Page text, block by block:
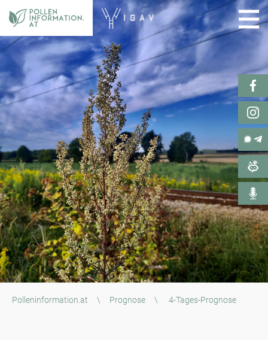
Polleninformation.at \ Prognose \ 4-Tages-Prognose